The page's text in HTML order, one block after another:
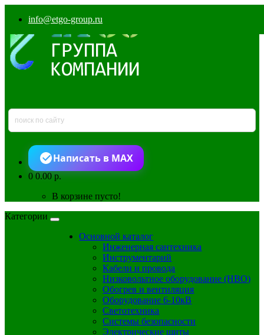
info@etgo-group.ru
Написать в MAX
00.00 р.
В корзине пусто!
Категории
Основной каталог
Инженерная сантехника
Инструментарий
Кабели и провода
Низковольтное оборудование (НВО)
Обогрев и вентиляция
Оборудование 6-10кВ
Светотехника
Системы безопасности
Электрические щиты